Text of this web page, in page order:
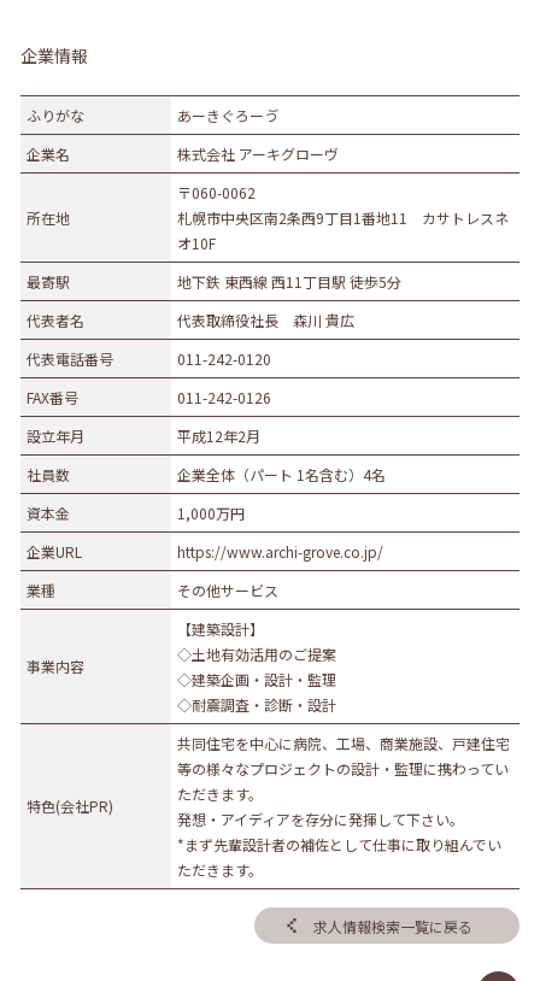
企業情報
ふりがな
あーきぐろーゔ
企業名
株式会社 アーキグローヴ
所在地
〒060-0062
札幌市中央区南2条西9丁目1番地11 カサトレスネ
オ10F
最寄駅
地下鉄 東西線 西11丁目駅 徒歩5分
代表者名
代表取締役社長 森川 貴広
代表電話番号
011-242-0120
FAX番号
011-242-0126
設立年月
平成12年2月
社員数
企業全体（パート 1名含む）4名
資本金
1,000万円
企業URL
https://www.archi-grove.co.jp/
業種
その他サービス
事業内容
【建築設計】
◇土地有効活用のご提案
◇建築企画・設計・監理
◇耐震調査・診断・設計
特色(会社PR)
共同住宅を中心に病院、工場、商業施設、戸建住宅
等の様々なプロジェクトの設計・監理に携わってい
ただきます。
発想・アイディアを存分に発揮して下さい。
*まず先輩設計者の補佐として仕事に取り組んでい
ただきます。
求人情報検索一覧に戻る